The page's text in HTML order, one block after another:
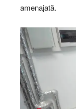
amenajată.